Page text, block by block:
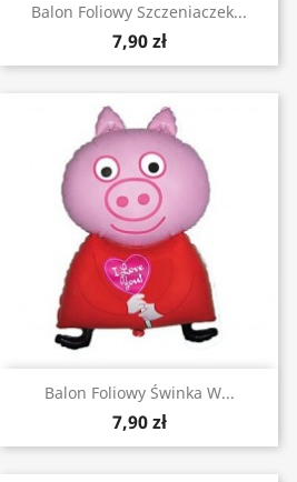
Balon Foliowy Szczeniaczek...
7,90 zł
Balon Foliowy Świnka W...
7,90 zł